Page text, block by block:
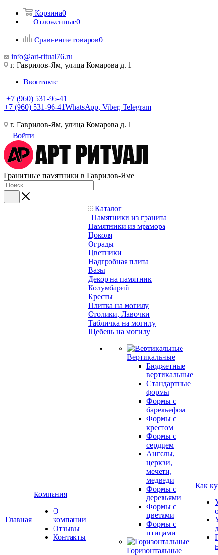
Корзина0
Отложенные0
Сравнение товаров0
info@art-ritual76.ru
г. Гаврилов-Ям, улица Комарова д. 1
Вконтакте
+7 (960) 531-96-41
+7 (960) 531-96-41WhatsApp, Viber, Telegram
г. Гаврилов-Ям, улица Комарова д. 1
Войти
Гранитные памятники в Гаврилов-Яме
Главная
Компания
О
компании
Отзывы
Контакты
Каталог
Памятники из гранита
Памятники из мрамора
Цоколя
Ограды
Цветники
Надгробная плита
Вазы
Декор на памятник
Колумбарий
Кресты
Плитка на могилу
Столики, Лавочки
Табличка на могилу
Щебень на могилу
Вертикальные
Бюджетные
вертикальные
Стандартные
формы
Формы с
барельефом
Формы с
крестом
Формы с
сердцем
Ангелы,
церкви,
мечети,
медведи
Формы с
деревьями
Формы с
цветами
Формы с
птицами
Горизонтальные
Как